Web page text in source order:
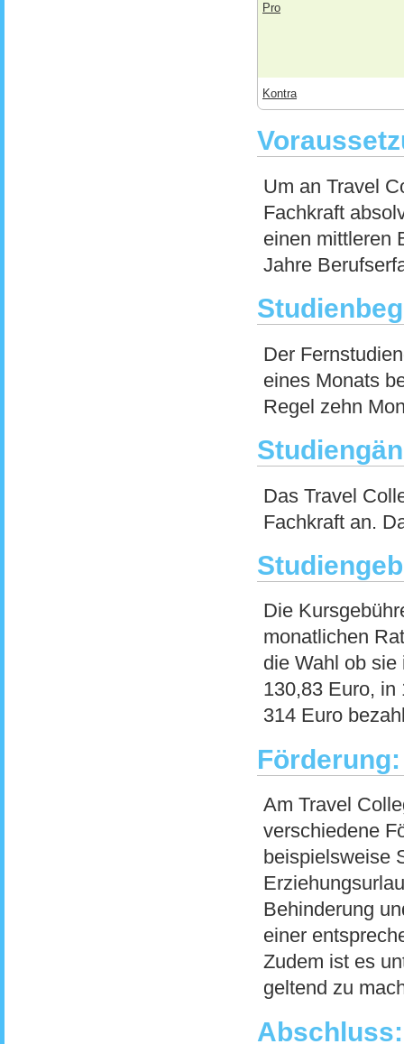
Pro
Kontra
Um an Travel
Fachkraft
einen mittleren
Jahre
Der
eines Monats
Regel zehn
Das Travel
Fachkraft an.
Die
monatlichen
die Wahl ob
130,83 Euro, in
314 Euro
Förderung:
Am Travel
verschiedene
beispielsweise
Behinderung
einer
Zudem ist es
geltend zu
Abschluss: